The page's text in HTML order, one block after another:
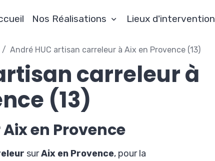
Nos Réalisations Lieux d'intervention
André HUC artisan carreleur à Aix en Provence (13)
carreleur à
(13)
en Provence
surAix en Provence, pour la